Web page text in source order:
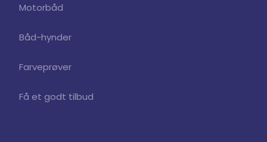
Motorbåd
Båd-hynder
Farveprøver
Få et godt tilbud